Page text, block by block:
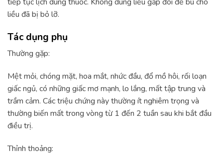
liều đã bị bỏ lỡ.
Tác dụng phụ
Thường gặp:
Mệt mỏi, chóng mặt, hoa mắt, nhức đầu, đổ mồ hôi, rối loạn
giấc ngủ, có những giấc mơ mạnh, lo lắng, mất tập trung và
trầm cảm. Các triệu chứng này thường ít nghiêm trọng và
thường biến mất trong vòng từ 1 đến 2 tuần sau khi bắt đầu
điều trị.
Thỉnh thoảng: